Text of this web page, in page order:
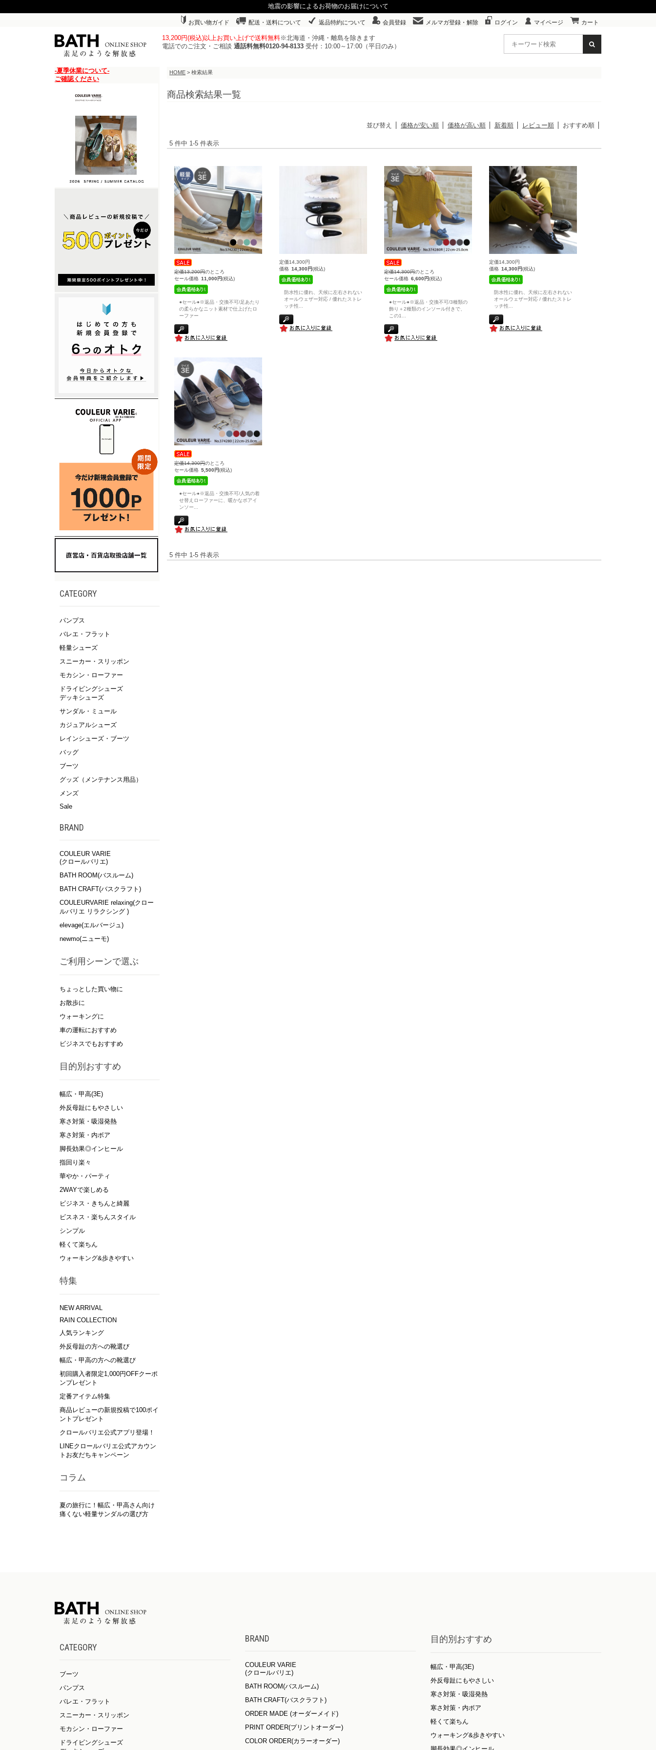
地震の影響によるお荷物のお届けについて
お買い物ガイド 配送・送料について 返品特約について 会員登録 メルマガ登録・解除 ログイン マイページ カート
13,200円(税込)以上お買い上げで送料無料※北海道・沖縄・離島を除きます
電話でのご注文・ご相談 通話料無料0120-94-8133 受付：10:00～17:00（平日のみ）
-夏季休業について-
ご確認ください
CATEGORY
パンプス
バレエ・フラット
軽量シューズ
スニーカー・スリッポン
モカシン・ローファー
ドライビングシューズ
デッキシューズ
サンダル・ミュール
カジュアルシューズ
レインシューズ・ブーツ
バッグ
ブーツ
グッズ（メンテナンス用品）
メンズ
Sale
BRAND
COULEUR VARIE
(クロールバリエ)
BATH ROOM(バスルーム)
BATH CRAFT(バスクラフト)
COULEURVARIE relaxing(クロー
ルバリエ リラクシング )
elevage(エルバージュ)
newmo(ニューモ)
ご利用シーンで選ぶ
ちょっとした買い物に
お散歩に
ウォーキングに
車の運転におすすめ
ビジネスでもおすすめ
目的別おすすめ
幅広・甲高(3E)
外反母趾にもやさしい
寒さ対策・吸湿発熱
寒さ対策・内ボア
脚長効果◎インヒール
指回り楽々
華やか・パーティ
2WAYで楽しめる
ビジネス・きちんと綺麗
ビスネス・楽ちんスタイル
シンプル
軽くて楽ちん
ウォーキング&歩きやすい
特集
NEW ARRIVAL
RAIN COLLECTION
人気ランキング
外反母趾の方への靴選び
幅広・甲高の方への靴選び
初回購入者限定1,000円OFFクーポ
ンプレゼント
定番アイテム特集
商品レビューの新規投稿で100ポイ
ントプレゼント
クロールバリエ公式アプリ登場！
LINEクロールバリエ公式アカウン
トお友だちキャンペーン
コラム
夏の旅行に！幅広・甲高さん向け
痛くない軽量サンダルの選び方
HOME > 検索結果
商品検索結果一覧
並び替え 価格が安い順 価格が高い順 新着順 レビュー順 おすすめ順
5 件中 1-5 件表示
定価13,200円のところ
セール価格 11,000円(税込)
●セール●※返品・交換不可/足あたり
の柔らかなニット素材で仕上げたロ
ーファー
定価14,300円
価格 14,300円(税込)
防水性に優れ、天候に左右されない
オールウェザー対応 / 優れたストレ
ッチ性
定価14,300円のところ
セール価格 6,600円(税込)
●セール●※返品・交換不可/3種類の
飾り＋2種類のインソール付きで、
この1
定価14,300円
価格 14,300円(税込)
防水性に優れ、天候に左右されない
オールウェザー対応 / 優れたストレ
ッチ性
定価14,300円のところ
セール価格 5,500円(税込)
●セール●※返品・交換不可/人気の着
せ替えローファーに、暖かなボアイ
ンソー
5 件中 1-5 件表示
CATEGORY
ブーツ
パンプス
バレエ・フラット
スニーカー・スリッポン
モカシン・ローファー
ドライビングシューズ
BRAND
COULEUR VARIE
(クロールバリエ)
BATH ROOM(バスルーム)
BATH CRAFT(バスクラフト)
ORDER MADE (オーダーメイド)
PRINT ORDER(プリントオーダー)
COLOR ORDER(カラーオーダー)
目的別おすすめ
幅広・甲高(3E)
外反母趾にもやさしい
寒さ対策・吸湿発熱
寒さ対策・内ボア
軽くて楽ちん
ウォーキング&歩きやすい